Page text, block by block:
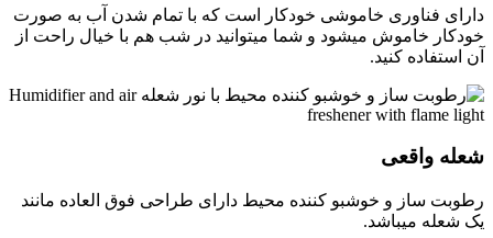
دارای فناوری خاموشی خودکار است که با تمام شدن آب به صورت
خودکار خاموش میشود و شما میتوانید در شب هم با خیال راحت از
آن استفاده کنید.
شعله واقعی
رطوبت ساز و خوشبو کننده محیط دارای طراحی فوق العاده مانند
یک شعله میباشد.